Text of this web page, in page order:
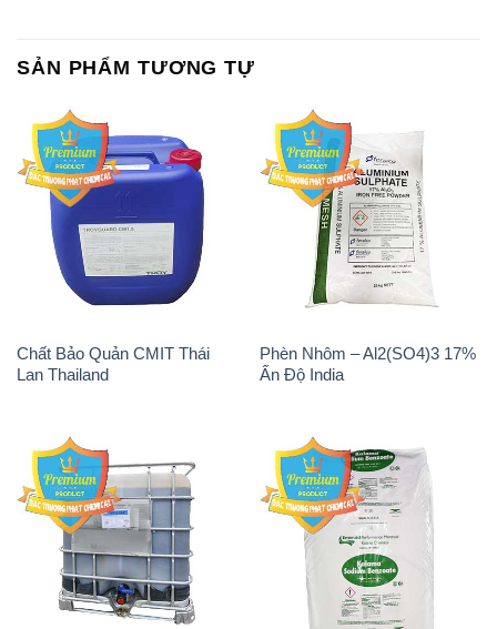
SẢN PHẨM TƯƠNG TỰ
Chất Bảo Quản CMIT Thái
Lan Thailand
Phèn Nhôm – Al2(SO4)3 17%
Ấn Độ India